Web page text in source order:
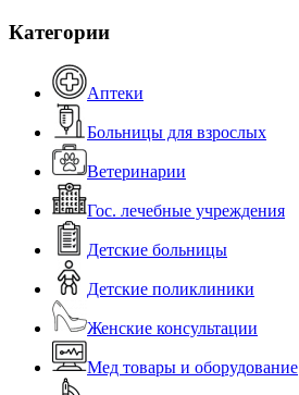
Категории
Аптеки
Больницы для взрослых
Ветеринарии
Гос. лечебные учреждения
Детские больницы
Детские поликлиники
Женские консультации
Мед товары и оборудование